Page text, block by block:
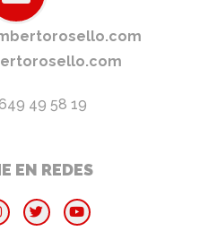
49 58 19
EN REDES